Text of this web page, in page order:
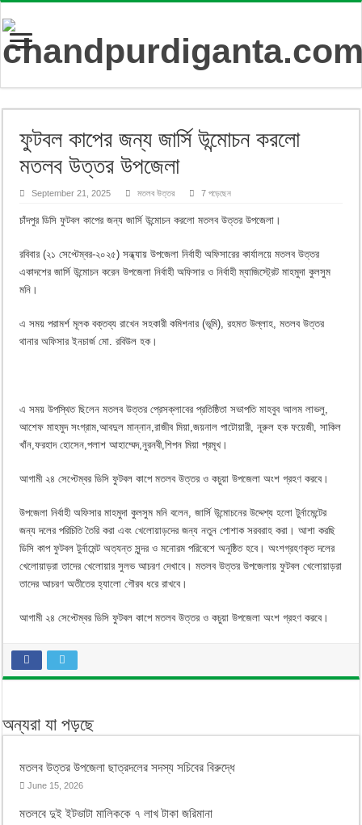
ফুটবল কাপের জন্য জার্সি উন্মোচন করলো
মতলব উত্তর উপজেলা
September 21, 2025 মতলব উত্তর 7 পড়েছেন
চাঁদপুর ডিসি ফুটবল কাপের জন্য জার্সি উন্মোচন করলো মতলব উত্তর উপজেলা।
রবিবার (২১ সেপ্টেম্বর-২০২৫) সন্ধ্যায় উপজেলা নির্বাহী অফিসারের কার্যালয়ে মতলব উত্তর
একাদশের জার্সি উন্মোচন করেন উপজেলা নির্বাহী অফিসার ও নির্বাহী ম্যাজিস্ট্রেট মাহমুদা কুলসুম
মনি।
এ সময় পরামর্শ মূলক বক্তব্য রাখেন সহকারী কমিশনার (ভূমি), রহমত উল্লাহ, মতলব উত্তর
থানার অফিসার ইনচার্জ মো. রবিউল হক।
এ সময় উপস্থিত ছিলেন মতলব উত্তর প্রেসক্লাবের প্রতিষ্ঠিতা সভাপতি মাহবুব আলম লাভলু,
আশেফ মাহমুদ সংগ্রাম,আবদুল মান্নান,রাজীব মিয়া,জয়নাল পাটোয়ারী, নূরুল হক ফয়েজী, সাকিল
খাঁন,ফরহাদ হোসেন,পলাশ আহাম্মেদ,নুরনবী,শিপন মিয়া প্রমূখ।
আগামী ২৪ সেপ্টেম্বর ডিসি ফুটবল কাপে মতলব উত্তর ও কচুয়া উপজেলা অংশ গ্রহণ করবে।
উপজেলা নির্বাহী অফিসার মাহমুদা কুলসুম মনি বলেন, জার্সি উন্মোচনের উদ্দেশ্য হলো টুর্নামেন্টের
জন্য দলের পরিচিতি তৈরি করা এবং খেলোয়াড়দের জন্য নতুন পোশাক সরবরাহ করা। আশা করছি
ডিসি কাপ ফুটবল টুর্নামেন্ট অত্যন্ত সুন্দর ও মনোরম পরিবেশে অনুষ্ঠিত হবে। অংশগ্রহণকৃত দলের
খেলোয়াড়রা তাদের খেলোয়ার সুলভ আচরণ দেখাবে। মতলব উত্তর উপজেলায় ফুটবল খেলোয়াড়রা
তাদের আচরণ অতীতের হ্যালো গৌরব ধরে রাখবে।
আগামী ২৪ সেপ্টেম্বর ডিসি ফুটবল কাপে মতলব উত্তর ও কচুয়া উপজেলা অংশ গ্রহণ করবে।
অন্যরা যা পড়ছে
মতলব উত্তর উপজেলা ছাত্রদলের সদস্য সচিবের বিরুদ্ধে
June 15, 2026
মতলবে দুই ইটভাটা মালিককে ৭ লাখ টাকা জরিমানা